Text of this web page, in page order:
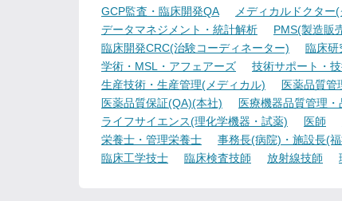
GCP監査・臨床開発QA
メディカルドクター
データマネジメント・統計解析
PMS(製造販
臨床開発CRC(治験コーディネーター)
臨床研
学術・MSL・アフェアーズ
技術サポート・
生産技術・生産管理(メディカル)
医薬品質管
医薬品質保証(QA)(本社)
医療機器品質管理
ライフサイエンス(理化学機器・試薬)
医師
栄養士・管理栄養士
事務長(病院)・施設長(
臨床工学技士
臨床検査技師 放射線技師